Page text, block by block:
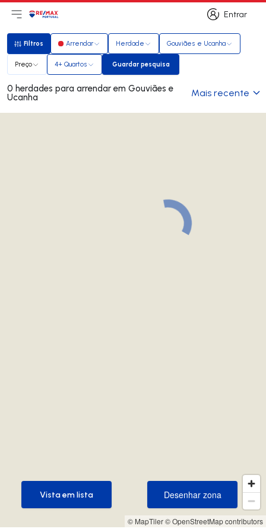
Entrar
Entrar
Abri menu principal
LogoIr para página inicial
Filtros
Filtros Arrendar Herdade Gouviães e Ucanha
Preço 4+ Quartos Guardar pesquisa
Guardar pesquisa
0 herdades para arrendar em Gouviães e
Ucanha Mais recente
© MapTiler© OpenStreetMap contributors
Desenhar zona
Desenhar zona
Vista em lista
Vista em lista